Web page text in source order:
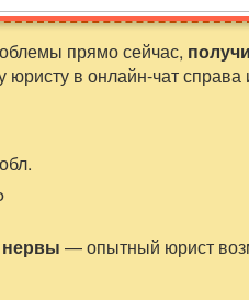
прямо сейчас,
в онлайн-чат справа
— опытный юрист